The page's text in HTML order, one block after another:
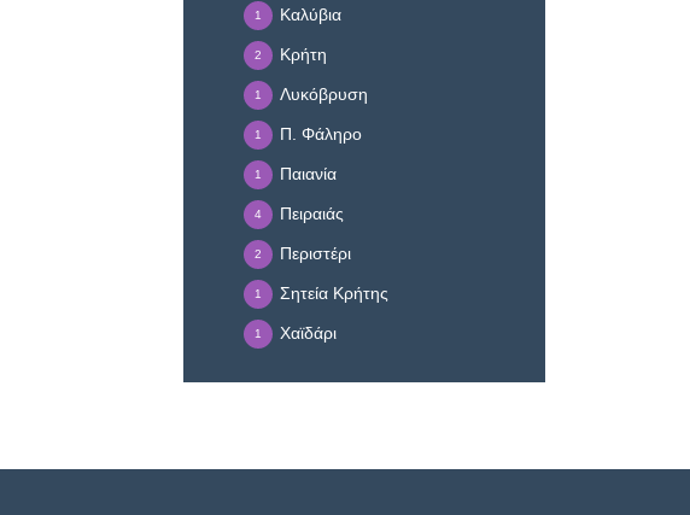
Καλύβια
1
Κρήτη
2
Λυκόβρυση
1
Π. Φάληρο
1
Παιανία
1
Πειραιάς
4
Περιστέρι
2
Σητεία Κρήτης
1
Χαϊδάρι
1